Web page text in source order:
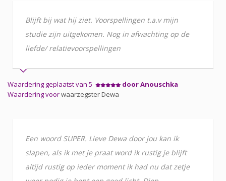
Blijft bij wat hij ziet. Voorspellingen t.a.v mijn
studie zijn uitgekomen. Nog in afwachting op de
liefde/ relatievoorspellingen
Waardering geplaatst van 5
door Anouschka
Waardering voorwaarzegster Dewa
Een woord SUPER. Lieve Dewa door jou kan ik
slapen, als ik met je praat word ik rustig je blijft
altijd rustig op ieder moment ik had nu dat zetje